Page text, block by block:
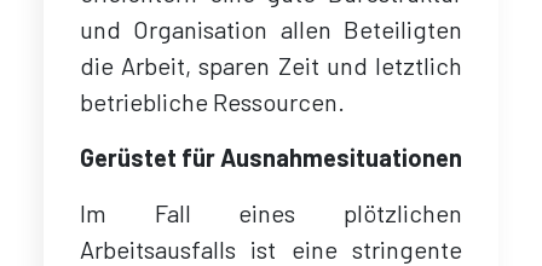
und Organisation allen Beteiligten
die Arbeit, sparen Zeit und letztlich
betriebliche Ressourcen.
Gerüstet für Ausnahmesituationen
Im Fall eines plötzlichen
Arbeitsausfalls ist eine stringente